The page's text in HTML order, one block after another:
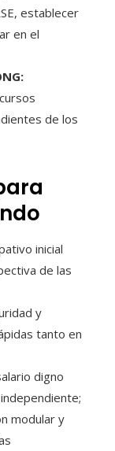
establecer
en el
de los
inicial
de las
y
tanto en
digno
modular y